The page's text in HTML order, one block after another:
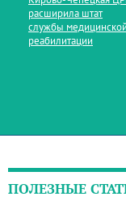
расширила штат
службы медицинской
реабилитации
ПОЛЕЗНЫЕ